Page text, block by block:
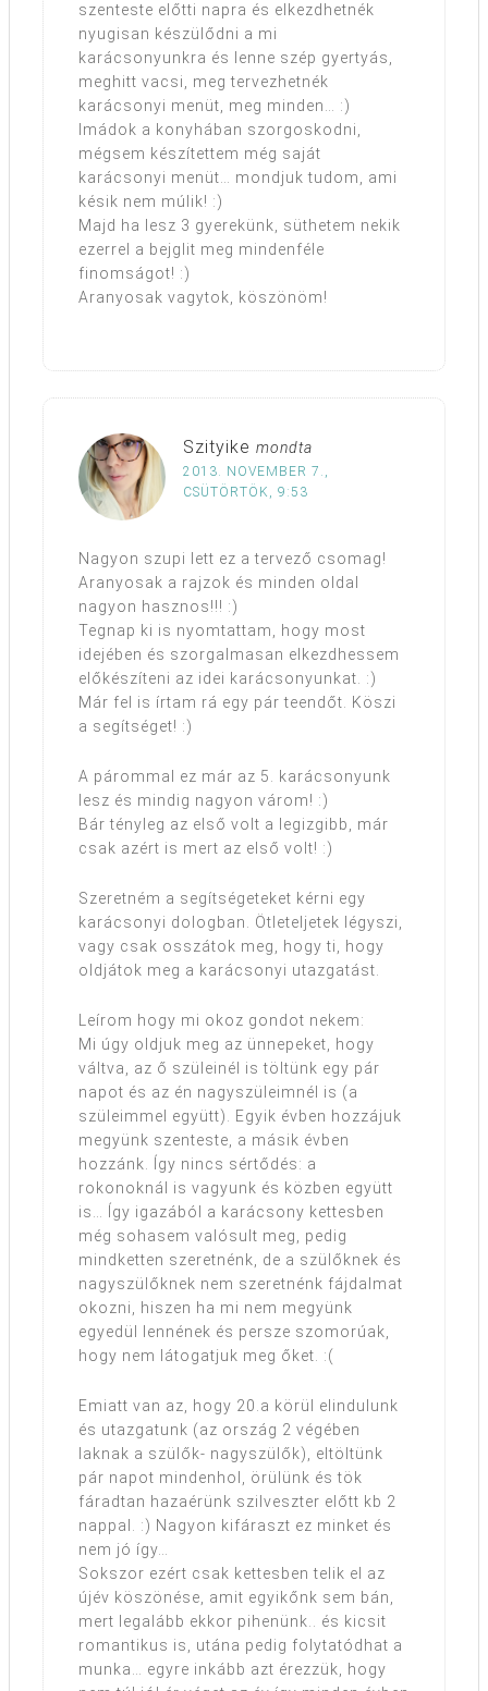
szenteste előtti napra és elkezdhetnék
nyugisan készülődni a mi
karácsonyunkra és lenne szép gyertyás,
meghitt vacsi, meg tervezhetnék
karácsonyi menüt, meg minden… :)
Imádok a konyhában szorgoskodni,
mégsem készítettem még saját
karácsonyi menüt… mondjuk tudom, ami
késik nem múlik! :)
Majd ha lesz 3 gyerekünk, süthetem nekik
ezerrel a bejglit meg mindenféle
finomságot! :)
Aranyosak vagytok, köszönöm!
Szityike mondta
2013. NOVEMBER 7.,
CSÜTÖRTÖK, 9:53
Nagyon szupi lett ez a tervező csomag!
Aranyosak a rajzok és minden oldal
nagyon hasznos!!! :)
Tegnap ki is nyomtattam, hogy most
idejében és szorgalmasan elkezdhessem
előkészíteni az idei karácsonyunkat. :)
Már fel is írtam rá egy pár teendőt. Köszi
a segítséget! :)
A párommal ez már az 5. karácsonyunk
lesz és mindig nagyon várom! :)
Bár tényleg az első volt a legizgibb, már
csak azért is mert az első volt! :)
Szeretném a segítségeteket kérni egy
karácsonyi dologban. Ötleteljetek légyszi,
vagy csak osszátok meg, hogy ti, hogy
oldjátok meg a karácsonyi utazgatást.
Leírom hogy mi okoz gondot nekem:
Mi úgy oldjuk meg az ünnepeket, hogy
váltva, az ő szüleinél is töltünk egy pár
napot és az én nagyszüleimnél is (a
szüleimmel együtt). Egyik évben hozzájuk
megyünk szenteste, a másik évben
hozzánk. Így nincs sértődés: a
rokonoknál is vagyunk és közben együtt
is… Így igazából a karácsony kettesben
még sohasem valósult meg, pedig
mindketten szeretnénk, de a szülőknek és
nagyszülőknek nem szeretnénk fájdalmat
okozni, hiszen ha mi nem megyünk
egyedül lennének és persze szomorúak,
hogy nem látogatjuk meg őket. :(
Emiatt van az, hogy 20.a körül elindulunk
és utazgatunk (az ország 2 végében
laknak a szülők- nagyszülők), eltöltünk
pár napot mindenhol, örülünk és tök
fáradtan hazaérünk szilveszter előtt kb 2
nappal. :) Nagyon kifáraszt ez minket és
nem jó így…
Sokszor ezért csak kettesben telik el az
újév köszönése, amit egyikőnk sem bán,
mert legalább ekkor pihenünk.. és kicsit
romantikus is, utána pedig folytatódhat a
munka… egyre inkább azt érezzük, hogy